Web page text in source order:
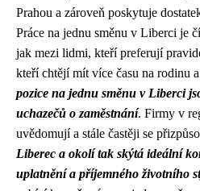
Prahou a zároveň poskytuje
Práce na jednu směnu v Liberci je
jak mezi lidmi, kteří preferují
kteří chtějí mít více času na rodinu
pozice na jednu směnu v Liberci
uchazečů o zaměstnání. Firmy v
uvědomují a stále častěji se
Liberec a okolí tak skýtá ideální
uplatnění a příjemného životního